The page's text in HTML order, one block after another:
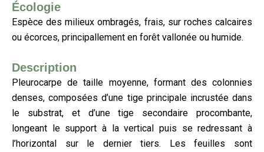
Écologie
Espèce des milieux ombragés, frais, sur roches calcaires
ou écorces, principallement en forêt vallonée ou humide.
Description
Pleurocarpe de taille moyenne, formant des colonnies
denses, composées d’une tige principale incrustée dans
le substrat, et d’une tige secondaire procombante,
longeant le support à la vertical puis se redressant à
l’horizontal sur le dernier tiers. Les feuilles sont